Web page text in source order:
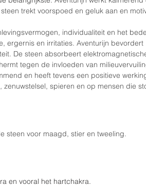
trekt voorspoed en geluk aan en
individualiteit en het
ergernis en irritaties. Aventurijn bevordert
De steen absorbeert
tegen de invloeden van
en heeft tevens een positieve
spieren en op mensen die
steen voor maagd, stier en tweeling.
en vooral het hartchakra.